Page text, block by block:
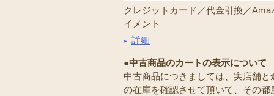
クレジットカード／代金引換／
イメント
詳細
●中古商品のカートの表示について
中古商品につきましては、実店舗と
の在庫を確認させて頂いて、その都